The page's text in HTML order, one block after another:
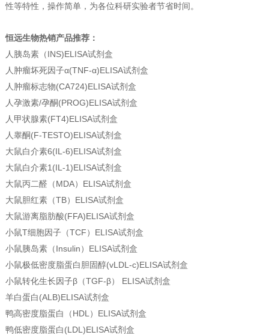
性等特性，操作简单，为各位科研实验者节省时间。
恒远生物热销产品推荐：
人胰岛素（INS)ELISA试剂盒
人肿瘤坏死因子α(TNF-α)ELISA试剂盒
人肿瘤标志物(CA724)ELISA试剂盒
人孕激素/孕酮(PROG)ELISA试剂盒
人甲状腺素(FT4)ELISA试剂盒
人睾酮(F-TESTO)ELISA试剂盒
大鼠白介素6(IL-6)ELISA试剂盒
大鼠白介素1(IL-1)ELISA试剂盒
大鼠丙二醛（MDA）ELISA试剂盒
大鼠胆红素（TB）ELISA试剂盒
大鼠游离脂肪酸(FFA)ELISA试剂盒
小鼠T细胞因子（TCF）ELISA试剂盒
小鼠胰岛素（Insulin）ELISA试剂盒
小鼠极低密度脂蛋白胆固醇(vLDL-c)ELISA试剂盒
小鼠转化生长因子β（TGF-β） ELISA试剂盒
羊白蛋白(ALB)ELISA试剂盒
鸭高密度脂蛋白（HDL）ELISA试剂盒
鸭低密度脂蛋白(LDL)ELISA试剂盒